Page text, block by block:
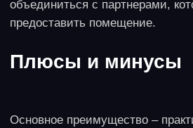
в рынке, поставщиках, уметь выбирать зерна
8-12 месяцев